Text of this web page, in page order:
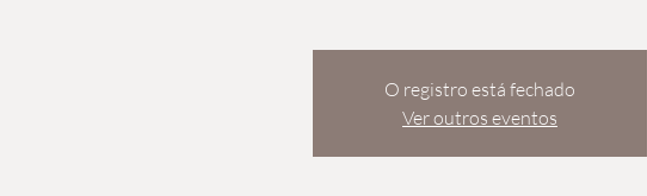
O registro está fechado
Ver outros eventos